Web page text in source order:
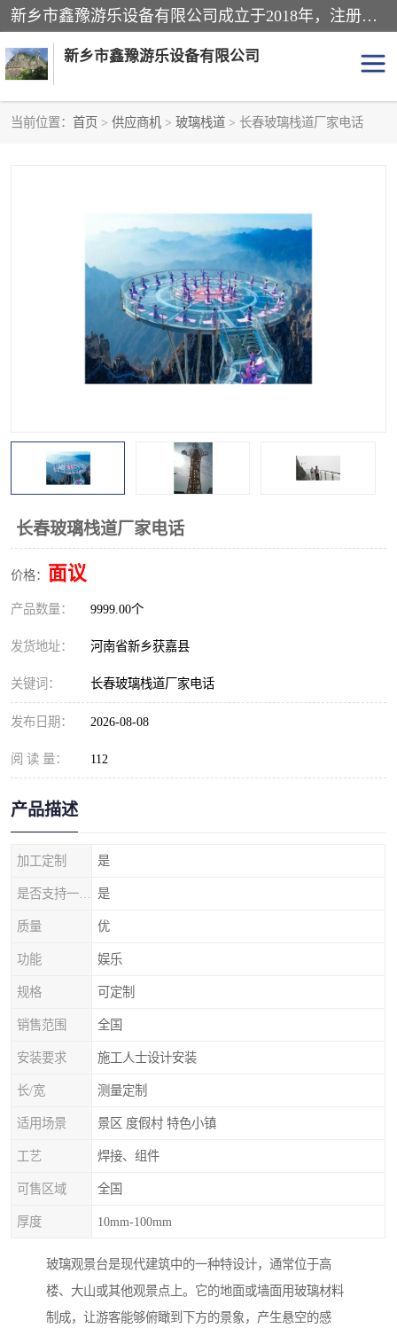
新乡市鑫豫游乐设备有限公司成立于2018年，注册地位于河南省。经营范围包括游乐设备、滑索、滑道、空中自行车、吊桥、拓展器材、攀岩器材、趣桥、悬崖秋千、网红桥、儿童乐园设备、水上乐园设备、丛林穿越设备、音乐呐喊设备、轨道滑车、栈道、玻璃滑道、观景平台、景观包装的设计、制造、销售、安装、维修，景区策划服务。
新乡市鑫豫游乐设备有限公司
当前位置： 首页 > 供应商机 > 玻璃栈道 > 长春玻璃栈道厂家电话
长春玻璃栈道厂家电话
价格： 面议
产品数量： 9999.00个
发货地址： 河南省新乡获嘉县
关键词： 长春玻璃栈道厂家电话
发布日期： 2026-08-08
阅 读 量： 112
产品描述
加工定制 是
是
质量 优
功能 娱乐
规格 可定制
销售范围 全国
安装要求 施工人士设计安装
长/宽 测量定制
适用场景 景区 度假村 特色小镇
工艺 焊接、组件
可售区域 全国
厚度 10mm-100mm
玻璃观景台是现代建筑中的一种特设计，通常位于高
楼、大山或其他观景点上。它的地面或墙面用玻璃材料
制成，让游客能够俯瞰到下方的景象，产生悬空的感
水上乐园设备
攀岩器材
空中自行车
玻璃滑道
拓展器材 丛林穿越设备
玻璃栈道